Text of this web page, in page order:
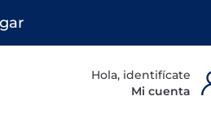
Mi cuenta